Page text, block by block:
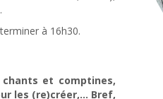
à 16h30.
chants et comptines,
les (re)créer,… Bref,